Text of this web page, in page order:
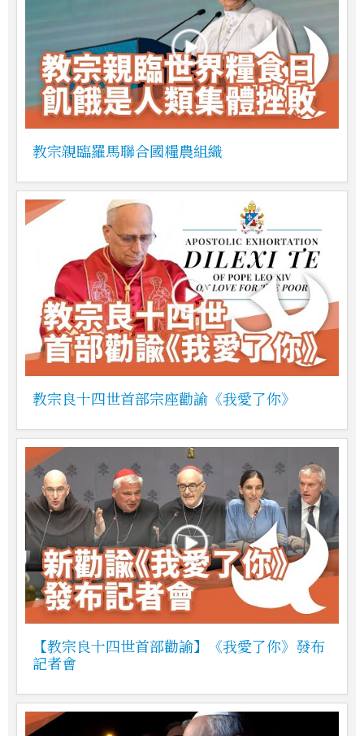
教宗親臨羅馬聯合國糧農組織
教宗良十四世首部宗座勸諭《我愛了你》
【教宗良十四世首部勸諭】《我愛了你》發布
記者會